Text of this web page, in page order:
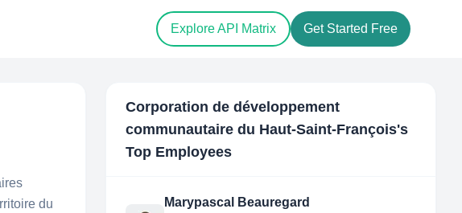
Explore API Matrix Get Started Free
du
Corporation de développement
communautaire du Haut-Saint-François's
Top Employees
Marypascal Beauregard